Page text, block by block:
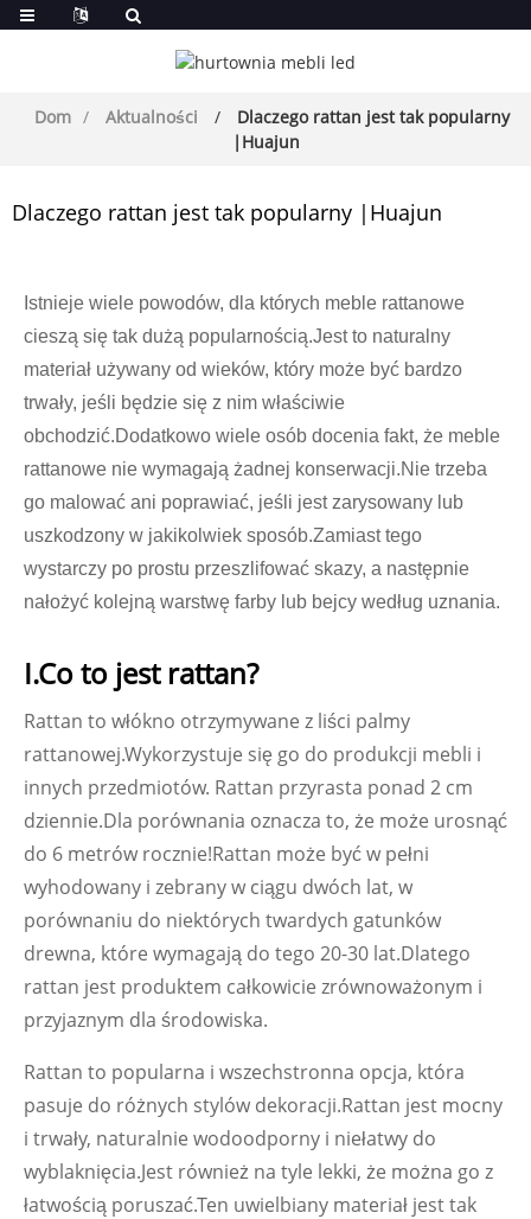
Dom Aktualności
Dlaczego rattan jest tak popularny
|Huajun
Dlaczego rattan jest tak popularny |Huajun
Istnieje wiele powodów, dla których meble rattanowe
cieszą się tak dużą popularnością.Jest to naturalny
materiał używany od wieków, który może być bardzo
trwały, jeśli będzie się z nim właściwie
obchodzić.Dodatkowo wiele osób docenia fakt, że meble
rattanowe nie wymagają żadnej konserwacji.Nie trzeba
go malować ani poprawiać, jeśli jest zarysowany lub
uszkodzony w jakikolwiek sposób.Zamiast tego
wystarczy po prostu przeszlifować skazy, a następnie
nałożyć kolejną warstwę farby lub bejcy według uznania.
I.Co to jest rattan?
Rattan to włókno otrzymywane z liści palmy
rattanowej.Wykorzystuje się go do produkcji mebli i
innych przedmiotów. Rattan przyrasta ponad 2 cm
dziennie.Dla porównania oznacza to, że może urosnąć
do 6 metrów rocznie!Rattan może być w pełni
wyhodowany i zebrany w ciągu dwóch lat, w
porównaniu do niektórych twardych gatunków
drewna, które wymagają do tego 20-30 lat.Dlatego
rattan jest produktem całkowicie zrównoważonym i
przyjaznym dla środowiska.
Rattan to popularna i wszechstronna opcja, która
pasuje do różnych stylów dekoracji.Rattan jest mocny
i trwały, naturalnie wodoodporny i niełatwy do
wyblaknięcia.Jest również na tyle lekki, że można go z
łatwością poruszać.Ten uwielbiany materiał jest tak